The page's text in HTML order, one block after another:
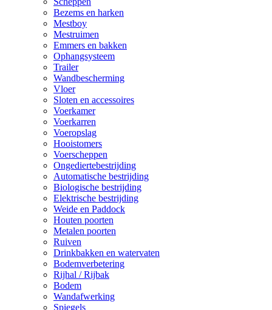
Bezems en harken
Mestboy
Mestruimen
Emmers en bakken
Ophangsysteem
Trailer
Wandbescherming
Vloer
Sloten en accessoires
Voerkamer
Voerkarren
Voeropslag
Hooistomers
Voerscheppen
Ongediertebestrijding
Automatische bestrijding
Biologische bestrijding
Elektrische bestrijding
Weide en Paddock
Houten poorten
Metalen poorten
Ruiven
Drinkbakken en watervaten
Bodemverbetering
Rijhal / Rijbak
Bodem
Wandafwerking
Spiegels